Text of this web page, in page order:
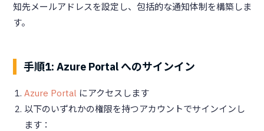
知先メールアドレスを設定し、包括的な通知体制を構築しま
す。
手順1: Azure Portal へのサインイン
Azure Portal にアクセスします
以下のいずれかの権限を持つアカウントでサインインし
ます：